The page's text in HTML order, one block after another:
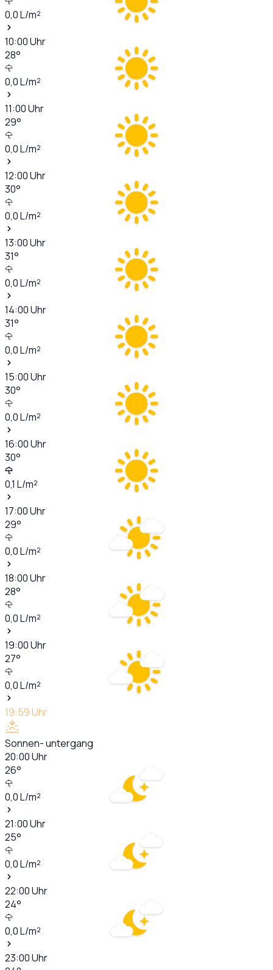
0,0L/m²
10:00Uhr
28°
0,0L/m²
11:00Uhr
29°
0,0L/m²
12:00Uhr
30°
0,0L/m²
13:00Uhr
31°
0,0L/m²
14:00Uhr
31°
0,0L/m²
15:00Uhr
30°
0,0L/m²
16:00Uhr
30°
0,1 L/m²
17:00Uhr
29°
0,0L/m²
18:00Uhr
28°
0,0L/m²
19:00Uhr
27°
0,0L/m²
19:59Uhr
Sonnen- untergang
20:00Uhr
26°
0,0L/m²
21:00Uhr
25°
0,0L/m²
22:00Uhr
24°
0,0L/m²
23:00Uhr